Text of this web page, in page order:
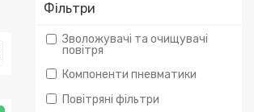
Фільтри
Зволожувачі та очищувачі
повітря
Компоненти пневматики
Повітряні фільтри